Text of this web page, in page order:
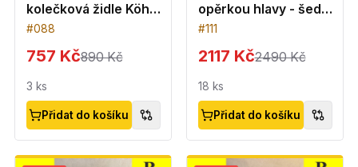
kolečková židle Köhl
- černo-žlutá barva
#088
757 Kč890 Kč
3 ks
Přidat do košíku
opěrkou hlavy - šedá
barva
#111
2117 Kč2490 Kč
18 ks
Přidat do košíku